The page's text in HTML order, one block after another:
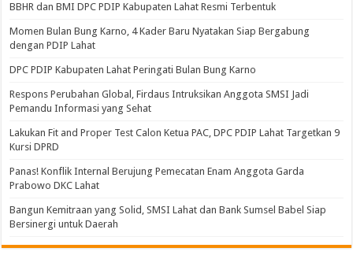
BBHR dan BMI DPC PDIP Kabupaten Lahat Resmi Terbentuk
Momen Bulan Bung Karno, 4 Kader Baru Nyatakan Siap Bergabung
dengan PDIP Lahat
DPC PDIP Kabupaten Lahat Peringati Bulan Bung Karno
Respons Perubahan Global, Firdaus Intruksikan Anggota SMSI Jadi
Pemandu Informasi yang Sehat
Lakukan Fit and Proper Test Calon Ketua PAC, DPC PDIP Lahat Targetkan 9
Kursi DPRD
Panas! Konflik Internal Berujung Pemecatan Enam Anggota Garda
Prabowo DKC Lahat
Bangun Kemitraan yang Solid, SMSI Lahat dan Bank Sumsel Babel Siap
Bersinergi untuk Daerah